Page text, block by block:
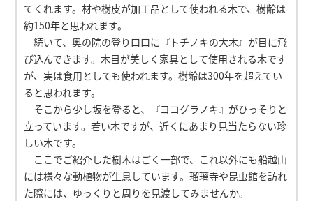
てくれます。材や樹皮が加工品として使われる木で、樹齢は
約150年と思われます。
続いて、奥の院の登り口口に『トチノキの大木』が目に飛
び込んできます。木目が美しく家具として使用される木です
が、実は食用としても使われます。樹齢は300年を超えてい
ると思われます。
そこから少し坂を登ると、『ヨコグラノキ』がひっそりと
立っています。若い木ですが、近くにあまり見当たらない珍
しい木です。
ここでご紹介した樹木はごく一部で、これ以外にも船越山
には様々な動植物が生息しています。瑠璃寺や昆虫館を訪れ
た際には、ゆっくりと周りを見渡してみませんか。